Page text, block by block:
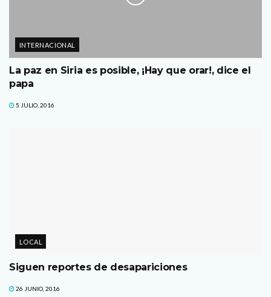
INTERNACIONAL
La paz en Siria es posible, ¡Hay que orar!, dice el
papa
5 JULIO, 2016
LOCAL
Siguen reportes de desapariciones
26 JUNIO, 2016